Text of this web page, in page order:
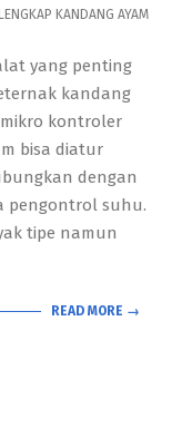
KANDANG AYAM
yang penting
kandang
kontroler
bisa diatur
dengan
pengontrol suhu.
tipe namun
READ MORE →